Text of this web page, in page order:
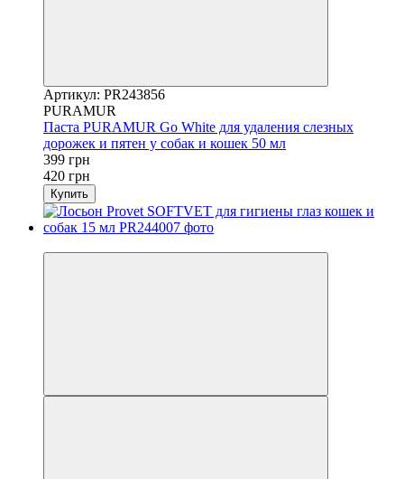
Артикул: PR243856
PURAMUR
Паста PURAMUR Go White для удаления слезных
дорожек и пятен у собак и кошек 50 мл
399 грн
420 грн
Купить